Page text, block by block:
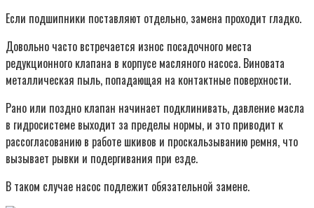
Если подшипники поставляют отдельно, замена проходит гладко.
Довольно часто встречается износ посадочного места
редукционного клапана в корпусе масляного насоса. Виновата
металлическая пыль, попадающая на контактные поверхности.
Рано или поздно клапан начинает подклинивать, давление масла
в гидросистеме выходит за пределы нормы, и это приводит к
рассогласованию в работе шкивов и проскальзыванию ремня, что
вызывает рывки и подергивания при езде.
В таком случае насос подлежит обязательной замене.